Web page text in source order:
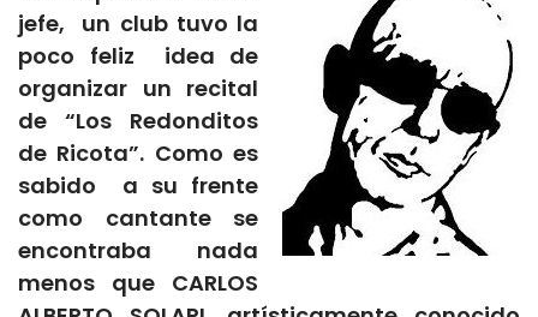
jefe, un club tuvo la
poco feliz idea de
organizar un recital
de “Los Redonditos
de Ricota”. Como es
sabido a su frente
como cantante se
encontraba nada
menos que CARLOS